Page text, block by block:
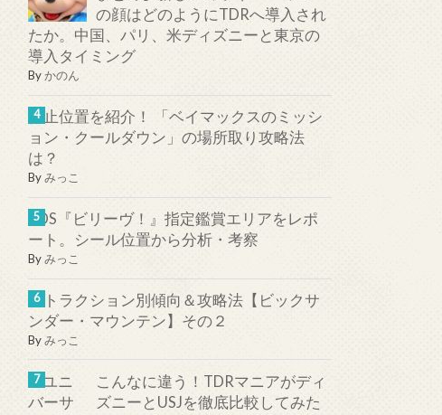
の顔はどのようにTDRへ導入され
たか。中国、パリ、米ディズニーと東京の
導入タイミング
Byかのん
停止位置を紹介！ 「ベイマックスのミッシ
ョン・クールダウン」の場所取り攻略法
は？
Byみっこ
TDS『ビリーヴ！』指定鑑賞エリアをレポ
ート。シール位置から分析・考察
Byみっこ
アトラクション別傾向＆攻略法【ビックサ
ンダー・マウンテン】その２
Byみっこ
こんなに違う！TDRマニアがディ
ズニーとUSJを徹底比較してみた